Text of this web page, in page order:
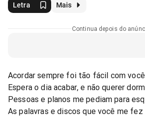
Letra Mais
Continua depois do
Acordar sempre foi tão fácil com
Espera o dia acabar, e não querer
Pessoas e planos me pediam para
As palavras e discos que você me fez